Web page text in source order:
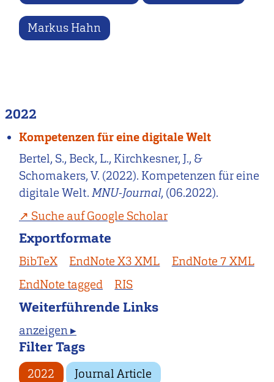
Markus Hahn
2022
Kompetenzen für eine digitale Welt
Bertel, S., Beck, L., Kirchkesner, J., &
Schomakers, V. (2022). Kompetenzen für eine
digitale Welt.MNU-Journal, (06.2022).
Suche auf Google Scholar
Exportformate
BibTeX EndNote X3 XML
EndNote 7 XML
EndNote tagged
RIS
Weiterführende Links
anzeigen ▸
Filter Tags
2022 Journal Article